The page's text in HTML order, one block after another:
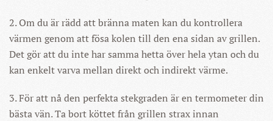
2. Om du är rädd att bränna maten kan du kontrollera
värmen genom att fösa kolen till den ena sidan av grillen.
Det gör att du inte har samma hetta över hela ytan och du
kan enkelt varva mellan direkt och indirekt värme.
3. För att nå den perfekta stekgraden är en termometer din
bästa vän. Ta bort köttet från grillen strax innan